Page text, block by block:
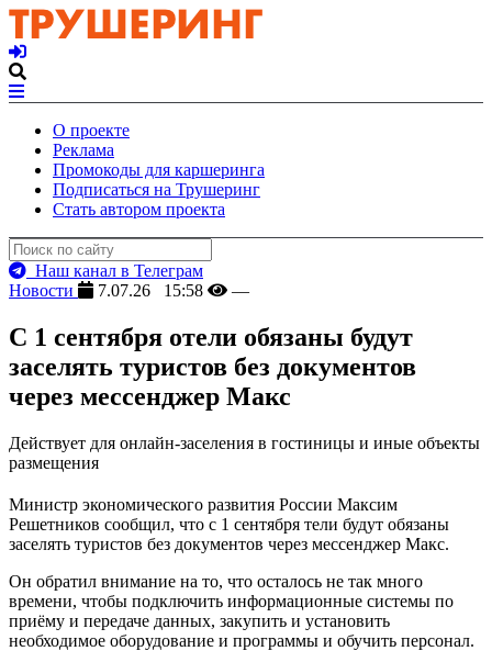
О проекте
Реклама
Промокоды для каршеринга
Подписаться на Трушеринг
Стать автором проекта
Наш канал в Телеграм
Новости
7.07.26 15:58 —
С 1 сентября отели обязаны будут
заселять туристов без документов
через мессенджер Макс
Действует для онлайн-заселения в гостиницы и иные объекты
размещения
Министр экономического развития России Максим
Решетников сообщил, что с 1 сентября тели будут обязаны
заселять туристов без документов через мессенджер Макс.
Он обратил внимание на то, что осталось не так много
времени, чтобы подключить информационные системы по
приёму и передаче данных, закупить и установить
необходимое оборудование и программы и обучить персонал.